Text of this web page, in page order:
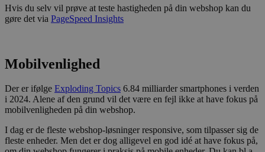
Hvis du selv vil prøve at teste hastigheden på din webshop kan du
gøre det via PageSpeed Insights
Mobilvenlighed
Der er ifølge Exploding Topics 6.84 milliarder smartphones i verden
i 2024. Alene af den grund vil det være en fejl ikke at have fokus på
mobilvenligheden på din webshop.
I dag er de fleste webshop-løsninger responsive, som tilpasser sig de
fleste enheder. Men det er dog alligevel en god idé at have fokus på,